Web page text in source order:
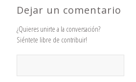
Dejar un comentario
¿Quieres unirte a la conversación?
Siéntete libre de contribuir!